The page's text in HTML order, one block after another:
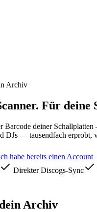
Archiv
Für deine
Barcode deiner
DJs — tausendfach erprobt,
habe bereits einen Account
Direkter Discogs-Sync
Archiv